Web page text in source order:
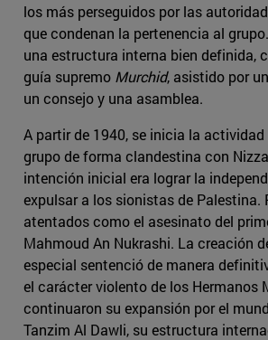
los más perseguidos por las
que condenan la pertenencia al
una estructura interna bien definida,
guía supremo Murchid, asistido por
un consejo y una asamblea.
A partir de 1940, se inicia la
grupo de forma clandestina con
intención inicial era lograr la
expulsar a los sionistas de Palestina.
atentados como el asesinato del
Mahmoud An Nukrashi. La creación
especial sentenció de manera
el carácter violento de los Hermanos
continuaron su expansión por el
Tanzim Al Dawli, su estructura